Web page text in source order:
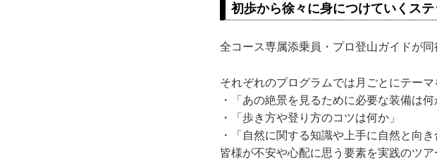
初歩から徐々に身につけていくス
全コース専属添乗員・プロ登山ガイドが
それぞれのプログラムでは月ごとにテーマ
・「あの絶景を見るために必要な装備は何
・「歩き方や登り方のコツは何か」
・「自然に関する知識や上手に自然と向
皆様が不安や心配に思う要素を実践のツ